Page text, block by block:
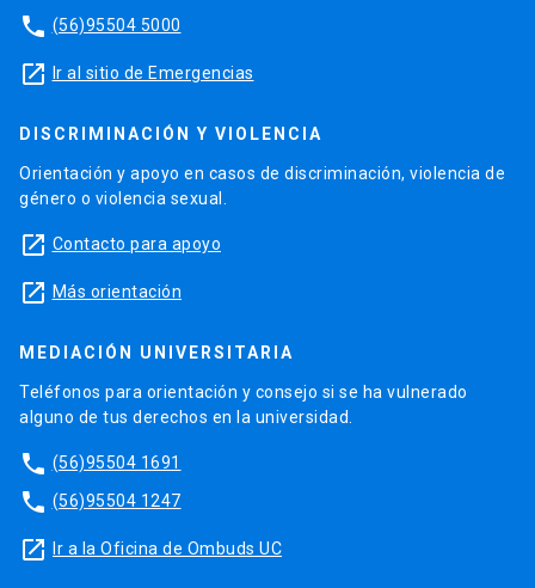
phone (56)95504 5000
launch Ir al sitio de Emergencias
DISCRIMINACIÓN Y VIOLENCIA
Orientación y apoyo en casos de discriminación, violencia de
género o violencia sexual.
launch Contacto para apoyo
launch Más orientación
MEDIACIÓN UNIVERSITARIA
Teléfonos para orientación y consejo si se ha vulnerado
alguno de tus derechos en la universidad.
phone (56)95504 1691
phone (56)95504 1247
launch Ir a la Oficina de Ombuds UC